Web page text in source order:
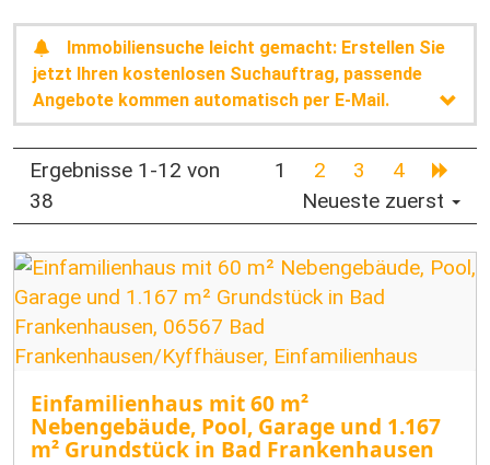
Immobiliensuche leicht gemacht: Erstellen Sie
jetzt Ihren kostenlosen Suchauftrag, passende
Angebote kommen automatisch per E-Mail.
Ergebnisse 1-12 von
38
1 2 3
4
Neueste zuerst
Einfamilienhaus mit 60 m²
Nebengebäude, Pool, Garage und 1.167
m² Grundstück in Bad Frankenhausen